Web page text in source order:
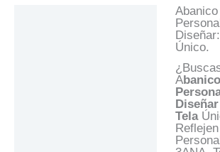
Abanico
Único.
ABanico
Tela